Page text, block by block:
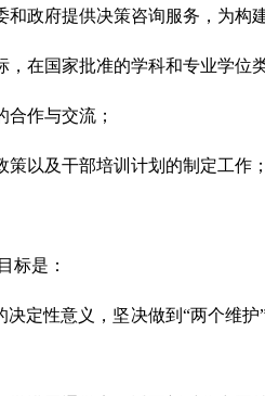
和政府提供决策咨询服务，为构
，在国家批准的学科和专业学位
合作与交流；
策以及干部培训计划的制定工作；
标是：
决定性意义，坚决做到“两个维